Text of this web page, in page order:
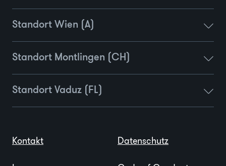
Standort Wien (A)
Standort Montlingen (CH)
Standort Vaduz (FL)
Kontakt Datenschutz